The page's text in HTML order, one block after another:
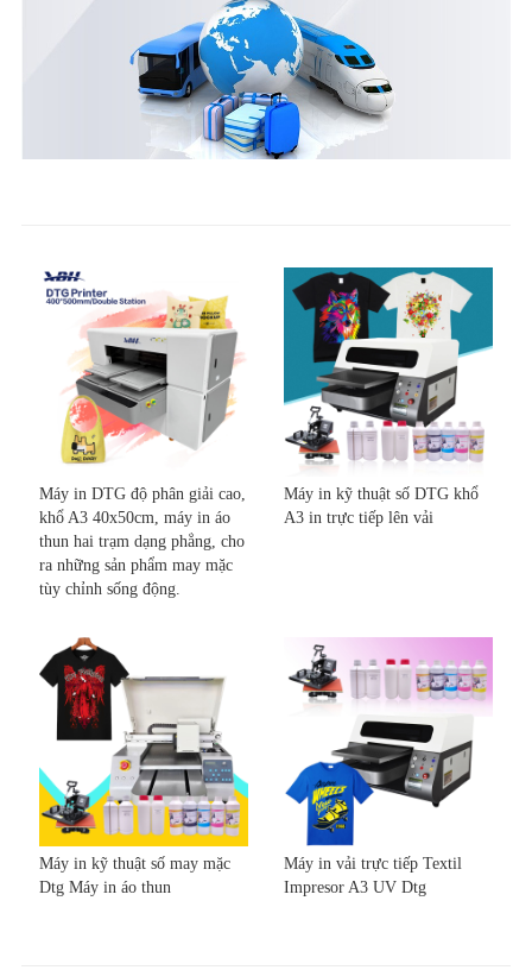
Máy in DTG độ phân giải cao,
khổ A3 40x50cm, máy in áo
thun hai trạm dạng phẳng, cho
ra những sản phẩm may mặc
tùy chỉnh sống động.
Máy in kỹ thuật số DTG khổ
A3 in trực tiếp lên vải
Máy in kỹ thuật số may mặc
Dtg Máy in áo thun
Máy in vải trực tiếp Textil
Impresor A3 UV Dtg